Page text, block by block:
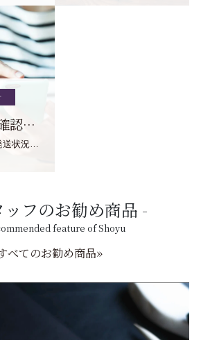
ご注文状況確認について
ご注文後の商品発送状況については、こちらからご確認くださいませ。
ッフのお勧め商品
feature of Shoyu
べてのお勧め商品»